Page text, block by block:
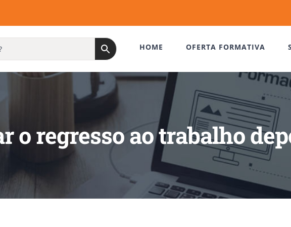
HOME OFERTA FORMATIVA
o regresso ao trabalho